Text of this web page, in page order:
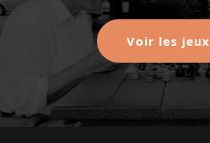
Voir les jeux